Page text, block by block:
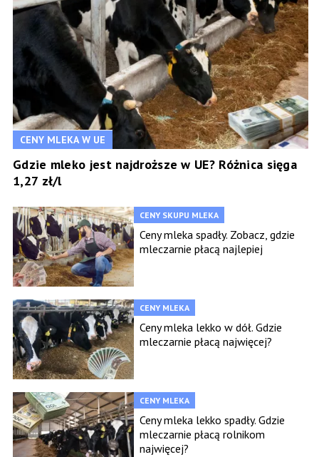
CENY MLEKA W UE
Gdzie mleko jest najdroższe w UE? Różnica sięga
1,27 zł/l
CENY SKUPU MLEKA
Ceny mleka spadły. Zobacz, gdzie
mleczarnie płacą najlepiej
CENY MLEKA
Ceny mleka lekko w dół. Gdzie
mleczarnie płacą najwięcej?
CENY MLEKA
Ceny mleka lekko spadły. Gdzie
mleczarnie płacą rolnikom
najwięcej?